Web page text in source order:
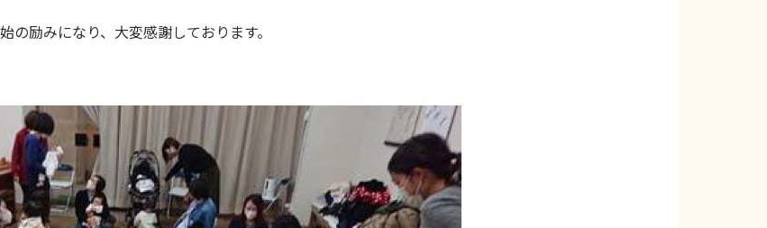
励みになり、大変感謝しております。